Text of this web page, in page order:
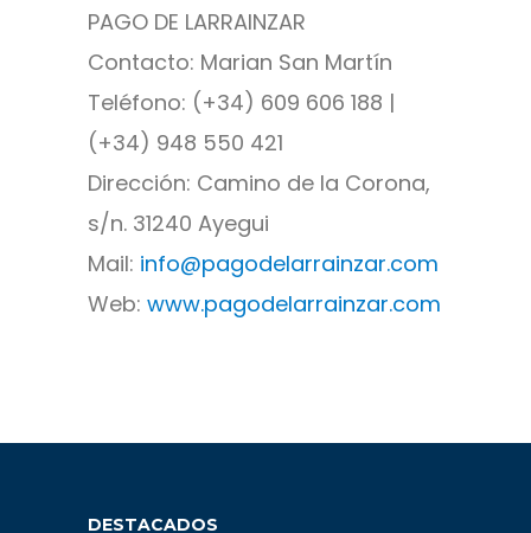
PAGO DE LARRAINZAR
Contacto: Marian San Martín
Teléfono: (+34) 609 606 188 |
(+34) 948 550 421
Dirección: Camino de la Corona,
s/n. 31240 Ayegui
Mail: info@pagodelarrainzar.com
Web: www.pagodelarrainzar.com
DESTACADOS